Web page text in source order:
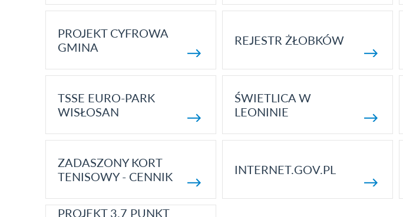
PROJEKT CYFROWA
GMINA
REJESTR ŻŁOBKÓW
TSSE EURO-PARK
WISŁOSAN
ŚWIETLICA W
LEONINIE
ZADASZONY KORT
TENISOWY - CENNIK
INTERNET.GOV.PL
PROJEKT 3.7 PUNKT